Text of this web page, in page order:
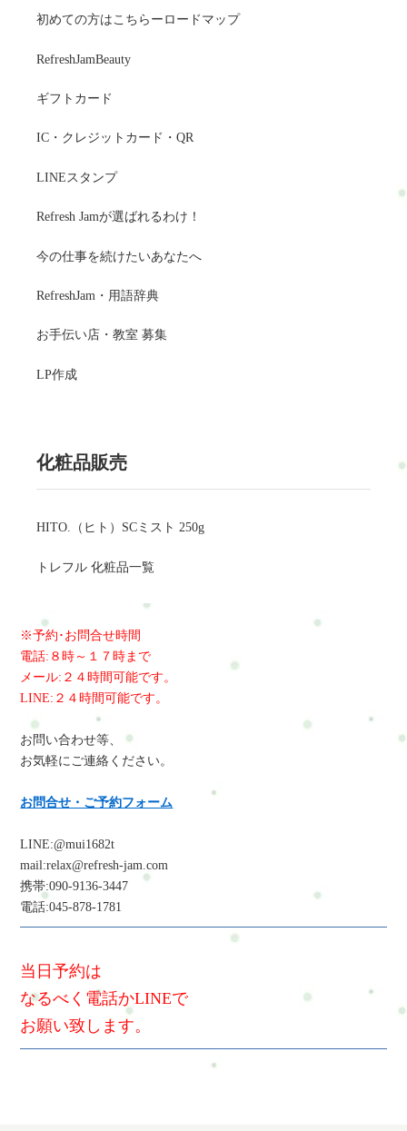
初めての方はこちらーロードマップ
RefreshJamBeauty
ギフトカード
IC・クレジットカード・QR
LINEスタンプ
Refresh Jamが選ばれるわけ！
今の仕事を続けたいあなたへ
RefreshJam・用語辞典
お手伝い店・教室 募集
LP作成
化粧品販売
HITO.（ヒト）SCミスト 250g
トレフル 化粧品一覧
※予約･お問合せ時間
電話:８時～１７時まで
メール:２４時間可能です。
LINE:２４時間可能です。
お問い合わせ等、
お気軽にご連絡ください。
お問合せ・ご予約フォーム
LINE:@mui1682t
mail:relax@refresh-jam.com
携帯:090-9136-3447
電話:045-878-1781
当日予約は
なるべく電話かLINEで
お願い致します。